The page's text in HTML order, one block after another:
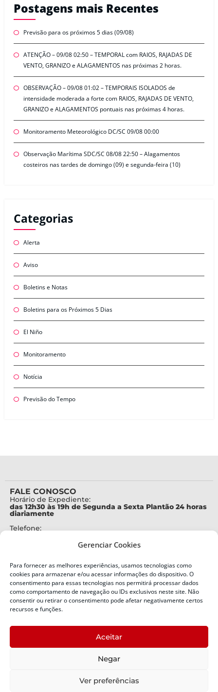
Gerenciar Cookies
Para fornecer as melhores experiências, usamos tecnologias como
cookies para armazenar e/ou acessar informações do dispositivo. O
consentimento para essas tecnologias nos permitirá processar dados
como comportamento de navegação ou IDs exclusivos neste site. Não
consentir ou retirar o consentimento pode afetar negativamente certos
recursos e funções.
Aceitar
Negar
Ver preferências
Postagens mais Recentes
Previsão para os próximos 5 dias (09/08)
ATENÇÃO – 09/08 02:50 – TEMPORAL com RAIOS, RAJADAS DE
VENTO, GRANIZO e ALAGAMENTOS nas próximas 2 horas.
OBSERVAÇÃO – 09/08 01:02 – TEMPORAIS ISOLADOS de
intensidade moderada a forte com RAIOS, RAJADAS DE VENTO,
GRANIZO e ALAGAMENTOS pontuais nas próximas 4 horas.
Monitoramento Meteorológico DC/SC 09/08 00:00
Observação Marítima SDC/SC 08/08 22:50 – Alagamentos
costeiros nas tardes de domingo (09) e segunda-feira (10)
Categorias
Alerta
Aviso
Boletins e Notas
Boletins para os Próximos 5 Dias
El Niño
Monitoramento
Notícia
Previsão do Tempo
FALE CONOSCO
Horário de Expediente:
das 12h30 às 19h de Segunda a Sexta Plantão 24 horas
diariamente
Telefone:
Alertas Defesa Civil:
SMS 40199
ENDEREÇO
Defesa Civil do Estado de Santa Catarina
Bairro:
Capoeiras, Florianópolis, SC
Política de Privacidade